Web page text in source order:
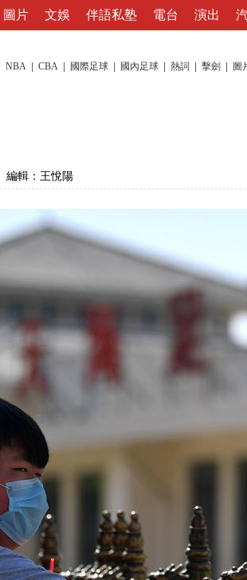
圖片 文娛 伴語私塾 電台 演出
NBA CBA 國際足球 國內足球 熱詞 擊劍 圖
編輯：王悅陽